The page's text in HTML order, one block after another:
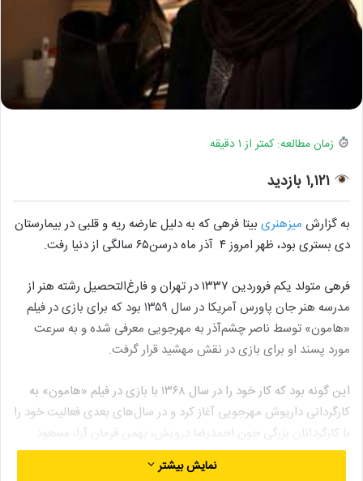
زمان مطالعه: کمتر از ۱ دقیقه
۱,۱۲۱ بازدید
به گزارش میزهنری بیتا فرهی که به دلیل عارضه ریه و قلبی در بیمارستان
دی بستری بود، ظهر امروز ۴ آذر ماه درسن۶۵ سالگی از دنیا رفت.
فرهی متولد یکم فروردین ۱۳۳۷ در تهران و فارغ‌التحصیل رشته هنر از
مدرسه هنر جان پاورس آمریکا در سال ۱۳۵۹ بود که برای بازی در فیلم
«هامون» توسط ناصر چشم‌آذر به مهرجویی معرفی شده و به سرعت
مورد پسند او برای بازی در نقش مهشید قرار گرفت.
این گونه بود که کار خود را در سال ۱۳۶۸ با بازی در فیلم «هامون» به
کارگردانی داریوش مهرجویی آغاز کرد و در سال‌های بعدی فعالیت خود را
با کارگردانان بزرگی چون احمدرضا درویش، بهمن فرمان آرا، مسعود
کیمیایی و رخشان بنی اعتماد ادامه داد.
نمایش بیشتر